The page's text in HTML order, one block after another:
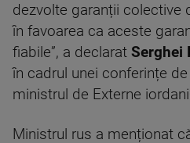
dezvolte garanții colective
în favoarea ca aceste
fiabile”, a declarat Serghei
în cadrul unei conferințe
ministrul de Externe
Ministrul rus a menționat